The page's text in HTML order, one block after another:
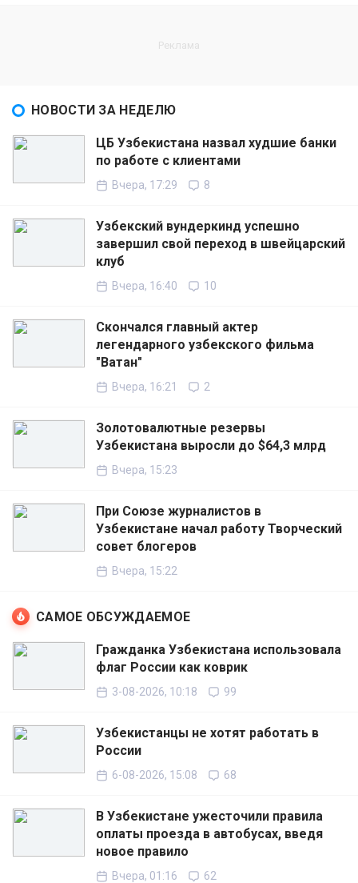
НОВОСТИ ЗА НЕДЕЛЮ
ЦБ Узбекистана назвал худшие банки
по работе с клиентами
Вчера, 17:29 8
Узбекский вундеркинд успешно
завершил свой переход в швейцарский
клуб
Вчера, 16:40 10
Скончался главный актер
легендарного узбекского фильма
"Ватан"
Вчера, 16:21 2
Золотовалютные резервы
Узбекистана выросли до $64,3 млрд
Вчера, 15:23
При Союзе журналистов в
Узбекистане начал работу Творческий
совет блогеров
Вчера, 15:22
САМОЕ ОБСУЖДАЕМОЕ
Гражданка Узбекистана использовала
флаг России как коврик
3-08-2026, 10:18 99
Узбекистанцы не хотят работать в
России
6-08-2026, 15:08 68
В Узбекистане ужесточили правила
оплаты проезда в автобусах, введя
новое правило
Вчера, 01:16 62